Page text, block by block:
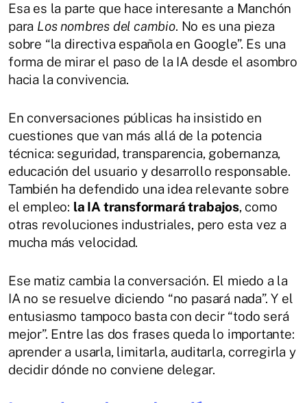
Esa es la parte que hace interesante a Manchón
para Los nombres del cambio. No es una pieza
sobre “la directiva española en Google”. Es una
forma de mirar el paso de la IA desde el asombro
hacia la convivencia.
En conversaciones públicas ha insistido en
cuestiones que van más allá de la potencia
técnica: seguridad, transparencia, gobernanza,
educación del usuario y desarrollo responsable.
También ha defendido una idea relevante sobre
el empleo: la IA transformará trabajos, como
otras revoluciones industriales, pero esta vez a
mucha más velocidad.
Ese matiz cambia la conversación. El miedo a la
IA no se resuelve diciendo “no pasará nada”. Y el
entusiasmo tampoco basta con decir “todo será
mejor”. Entre las dos frases queda lo importante:
aprender a usarla, limitarla, auditarla, corregirla y
decidir dónde no conviene delegar.